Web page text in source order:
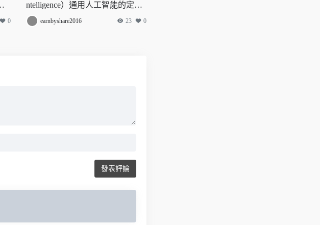
0
ntelligence）通用人工智能的定義
和能力
earnbyshare2016 23 0
發表評論